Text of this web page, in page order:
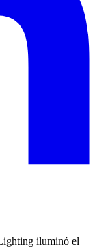
iluminó el